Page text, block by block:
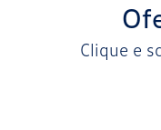
Clique e